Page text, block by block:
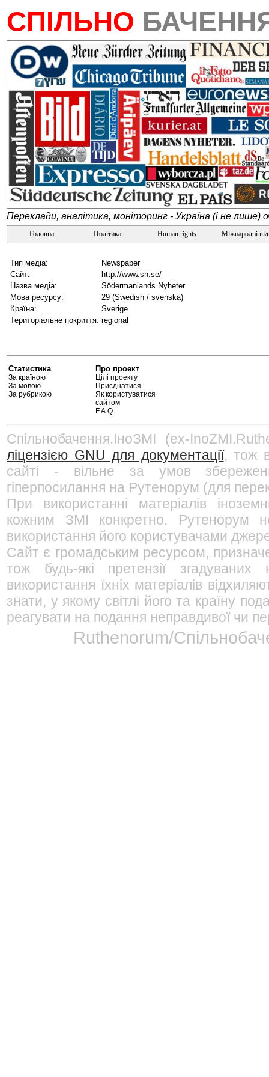
СПІЛЬНО
Переклади, аналітика, моніторинг - Україна (і не лише)
Головна Політика Human rights Міжнародні
Тип медіа:
Newspaper
Сайт:
http://www.sn.se/
Назва медіа:
Södermanlands Nyheter
Мова ресурсу:
29 (Swedish / svenska)
Країна:
Sverige
Територіальне покриття: regional
Статистика
За країною
За мовою
За рубрикою
Про проект
Цілі проекту
Приєднатися
Як користуватися
сайтом
F.A.Q.
Спільнобачення.ІноЗМІ (ex-
ліцензією GNU для документації, тож
сайті - вільне за умов
гіперпосилання на Рутенорум (для
При використанні матеріалів
кожним ЗМІ конкретно. Рутенорум
використання його користувачами
Сайт є громадським ресурсом,
тож будь-які претензії
використання їхніх матеріалів
знати, у якому світлі його та країну
реагувати на подання неправдивої чи
Ruthenorum/